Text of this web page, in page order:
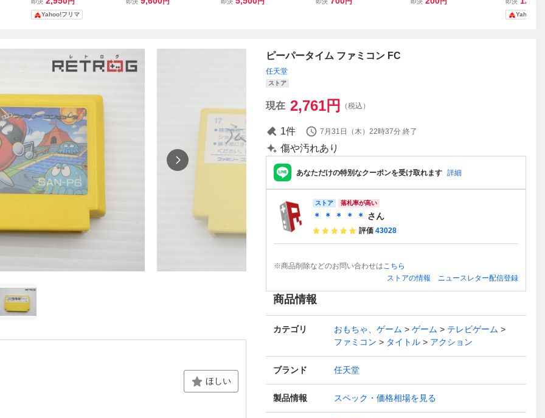
即決
Yahoo!フリマ
即決 即決 即決 即決
ン
即決
Yahoo!フ
ほしい
ピーパータイム ファミコン FC
任天堂
ストア
現在 2,761円 （税込）
1件 7月31日（木）22時37分 終了
傷や汚れあり
あなただけの特別なクーポンを受け取れます 詳細
ストア 落札率が高い
＊ ＊ ＊ ＊ ＊ さん
評価 43028
※商品削除などのお問い合わせはこちら
ストアの情報
ニュースレター配信登録
商品情報
カテゴリ おもちゃ、ゲーム ゲーム
テレビゲーム
ファミコン
タイトル アクション
ブランド 任天堂
製品情報 スペック・価格相場を見る